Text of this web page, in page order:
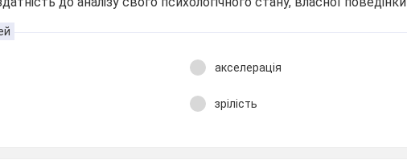
акселерація
зрілість